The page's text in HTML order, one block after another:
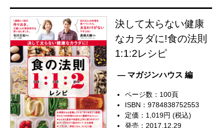
決して太らない健康
なカラダに!食の法則
1:1:2レシピ
— マガジンハウス 編
ページ数：100頁
ISBN：9784838752553
定価：1,019円 (税込)
発売：2017.12.29